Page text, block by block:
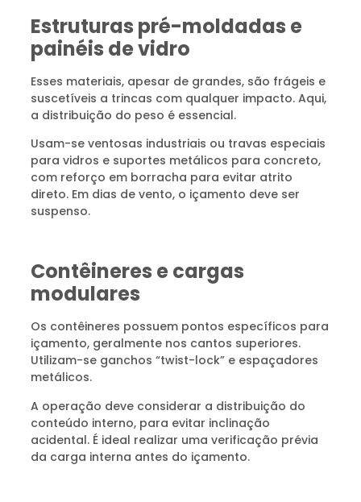
Estruturas pré-moldadas e
painéis de vidro
Esses materiais, apesar de grandes, são frágeis e
suscetíveis a trincas com qualquer impacto. Aqui,
a distribuição do peso é essencial.
Usam-se ventosas industriais ou travas especiais
para vidros e suportes metálicos para concreto,
com reforço em borracha para evitar atrito
direto. Em dias de vento, o içamento deve ser
suspenso.
Contêineres e cargas
modulares
Os contêineres possuem pontos específicos para
içamento, geralmente nos cantos superiores.
Utilizam-se ganchos “twist-lock” e espaçadores
metálicos.
A operação deve considerar a distribuição do
conteúdo interno, para evitar inclinação
acidental. É ideal realizar uma verificação prévia
da carga interna antes do içamento.